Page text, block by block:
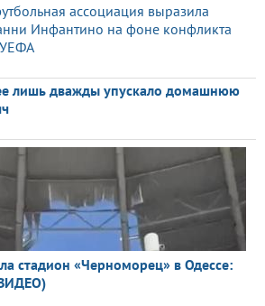
ассоциация выразила
Инфантино на фоне конфликта
лишь дважды упускало домашнюю
стадион «Черноморец» в Одессе: